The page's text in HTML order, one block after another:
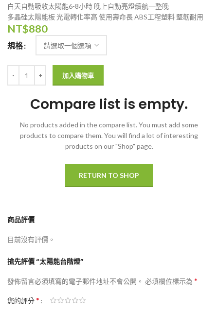
白天自動吸收太陽能6-8小時 晚上自動亮燈續航一整晚
多晶硅太陽能板 光電轉化率高 使用壽命長 ABS工程塑料 堅韌耐用
NT$880
規格
加入購物車
Compare list is empty.
No products added in the compare list. You must add some
products to compare them. You will find a lot of interesting
products on our "Shop" page.
RETURN TO SHOP
商品評價
目前沒有評價。
搶先評價 “太陽能台階燈”
發佈留言必須填寫的電子郵件地址不會公開。 必填欄位標示為 *
您的評分*